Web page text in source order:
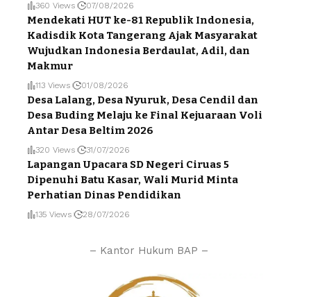
360 Views 07/08/2026
Mendekati HUT ke-81 Republik Indonesia,
Kadisdik Kota Tangerang Ajak Masyarakat
Wujudkan Indonesia Berdaulat, Adil, dan
Makmur
113 Views 01/08/2026
Desa Lalang, Desa Nyuruk, Desa Cendil dan
Desa Buding Melaju ke Final Kejuaraan Voli
Antar Desa Beltim 2026
320 Views 31/07/2026
Lapangan Upacara SD Negeri Ciruas 5
Dipenuhi Batu Kasar, Wali Murid Minta
Perhatian Dinas Pendidikan
135 Views 28/07/2026
– Kantor Hukum BAP –